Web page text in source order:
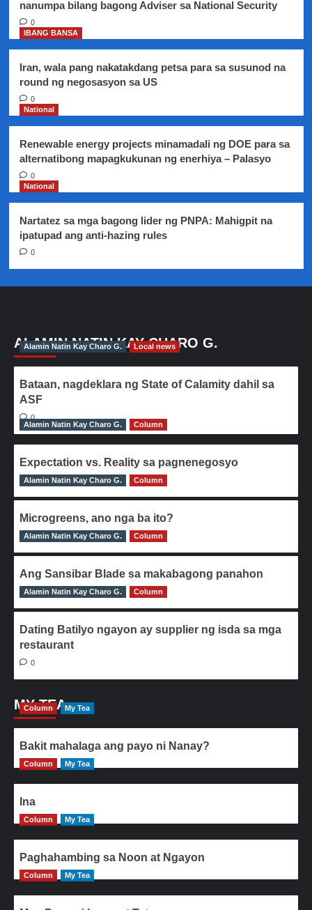
nanumpa bilang bagong Adviser sa National Security
0
IBANG BANSA
Iran, wala pang nakatakdang petsa para sa susunod na
round ng negosasyon sa US
0
National
Renewable energy projects minamadali ng DOE para sa
alternatibong mapagkukunan ng enerhiya – Palasyo
0
National
Nartatez sa mga bagong lider ng PNPA: Mahigpit na
ipatupad ang anti-hazing rules
0
ALAMIN NATIN KAY CHARO G.
Alamin Natin Kay Charo G. Local news
Bataan, nagdeklara ng State of Calamity dahil sa
ASF
0
Alamin Natin Kay Charo G.
Column
Expectation vs. Reality sa pagnenegosyo
0
Alamin Natin Kay Charo G. Column
Microgreens, ano nga ba ito?
0
Alamin Natin Kay Charo G. Column
Ang Sansibar Blade sa makabagong panahon
0
Alamin Natin Kay Charo G. Column
Dating Batilyo ngayon ay supplier ng isda sa mga
restaurant
0
MY TEA
Column My Tea
Bakit mahalaga ang payo ni Nanay?
Column My Tea
Ina
Column My Tea
Paghahambing sa Noon at Ngayon
Column My Tea